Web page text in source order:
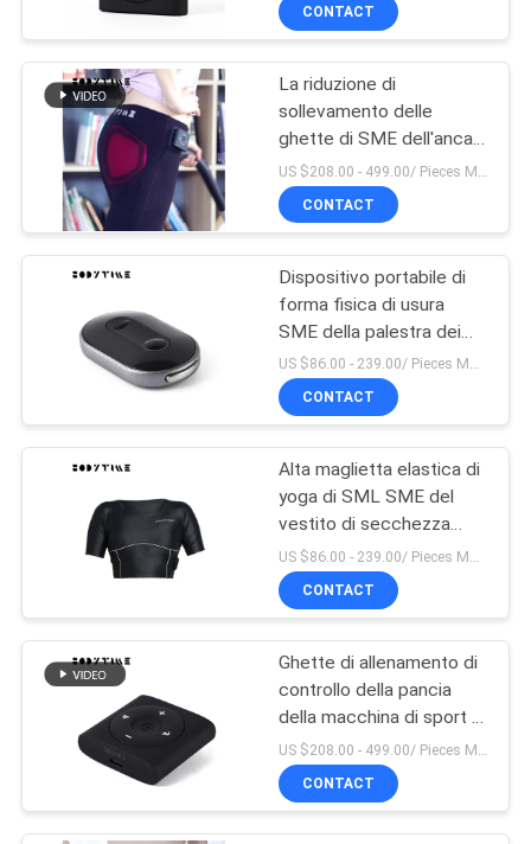
CONTROLLO
DI
QUALITÀ
CONTATTICI
NOTIZIA
RICHIEDA
UNA
CITAZIONE
MAPPA
SITO
PRIVACY
POLICY
Vestito senza fili di
SME
Ghette di SME
44
Pantaloni della
forma fisica delle
donne
38
modellatura del corpo
CONTACT
La riduzione di
sollevamento delle
ghette di SME dell'anca
nera di forma fisica
tollera la piccola vita
graziosa
CONTACT
Dispositivo portabile di
forma fisica di usura
SME della palestra dei
pantaloni di allenamento
di yoga di BODYTIME
US $86.00 - 239.00/ Pieces MOQ:1pieces
CONTACT
Alta maglietta elastica di
yoga di SML SME del
vestito di secchezza
rapido di addestramentoUS $86.00 - 239.00/ Pieces MOQ:1pieces
CONTACT
Ghette di allenamento di
controllo della pancia
della macchina di sport di
XSSMLXL SME
CONTACT